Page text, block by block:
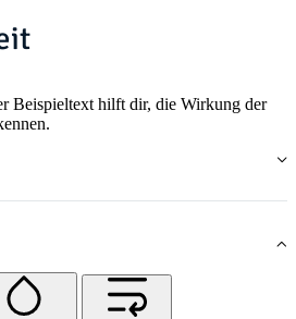
Beispieltext hilft dir, die Wirkung der